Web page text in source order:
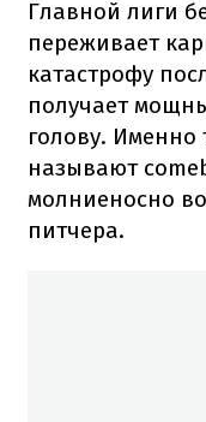
Главной лиги
переживает
катастрофу
получает
голову. Именно
называют
молниеносно
питчера.